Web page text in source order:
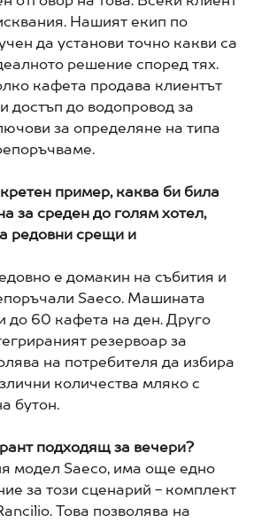
Нашият екип по
да установи точно какви са
решение според тях.
кафета продава клиентът
достъп до водопровод за
за определяне на типа
пример, каква би била
за среден до голям хотел,
редовни срещи и
е домакин на събития и
Saeco. Машината
до 60 кафета на ден. Друго
резервоар за
на потребителя да избира
количества мляко с
бутон.
подходящ за вечери?
модел Saeco, има още едно
за този сценарий - комплект
Това позволява на